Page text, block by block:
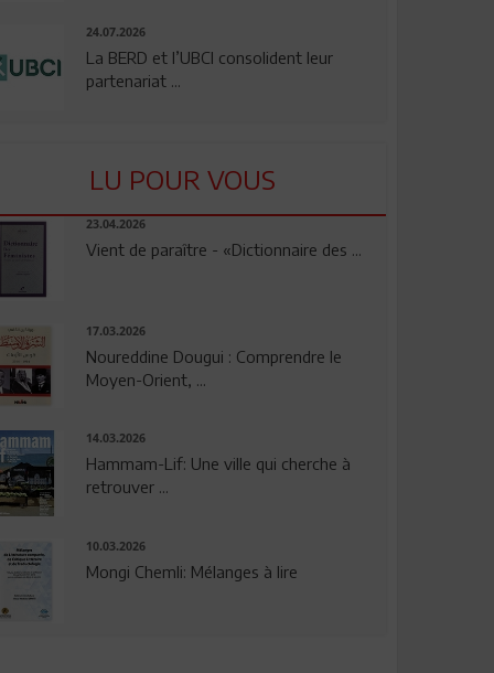
24.07.2026
La BERD et l’UBCI consolident leur
partenariat ...
LU POUR VOUS
23.04.2026
Vient de paraître - «Dictionnaire des ...
17.03.2026
Noureddine Dougui : Comprendre le
Moyen-Orient, ...
14.03.2026
Hammam-Lif: Une ville qui cherche à
retrouver ...
10.03.2026
Mongi Chemli: Mélanges à lire